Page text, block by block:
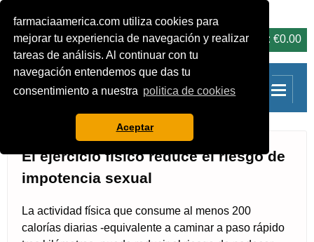
farmaciaamerica.com utiliza cookies para
mejorar tu experiencia de navegación y realizar
tareas de análisis. Al continuar con tu
navegación entendemos que das tu
consentimiento a nuestra politica de cookies
Aceptar
carrito 0 Productos: €0.00
El ejercicio físico reduce el riesgo de
impotencia sexual
La actividad física que consume al menos 200
calorías diarias -equivalente a caminar a paso rápido